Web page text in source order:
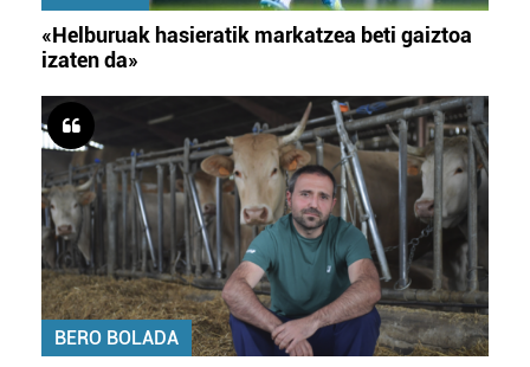
«Helburuak hasieratik markatzea beti gaiztoa
izaten da»
BERO BOLADA